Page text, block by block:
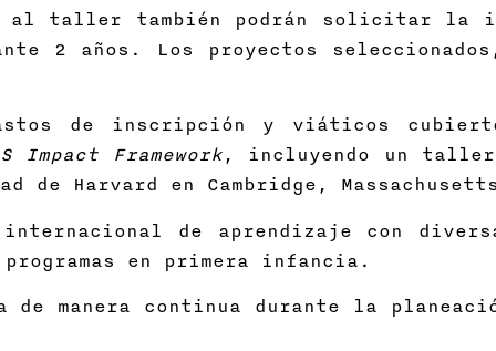
al taller también podrán solicitar la
2 años. Los proyectos
de inscripción y viáticos
Impact Framework, incluyendo un
de Harvard en Cambridge,
internacional de aprendizaje con
en primera infancia.
manera continua durante la